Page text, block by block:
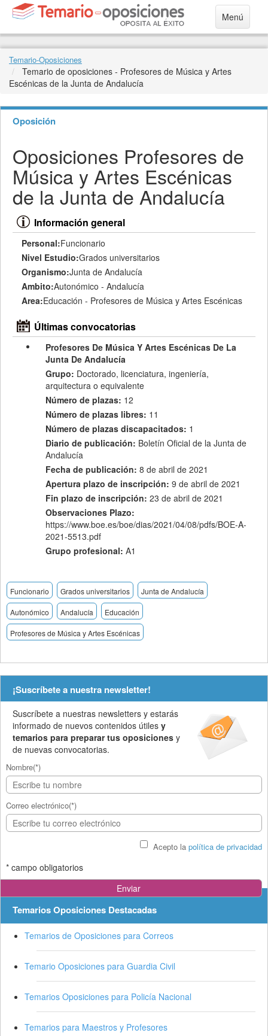
Menú
Temario-Oposiciones
Temario de oposiciones - Profesores de Música y Artes
Escénicas de la Junta de Andalucía
Oposición
Oposiciones Profesores de
Música y Artes Escénicas
de la Junta de Andalucía
Información general
Personal:Funcionario
Nivel Estudio:Grados universitarios
Organismo:Junta de Andalucía
Ambito:Autonómico - Andalucía
Area:Educación - Profesores de Música y Artes Escénicas
Últimas convocatorias
Profesores De Música Y Artes Escénicas De La
Junta De Andalucía
Grupo: Doctorado, licenciatura, ingeniería,
arquitectura o equivalente
Número de plazas: 12
Número de plazas libres: 11
Número de plazas discapacitados: 1
Diario de publicación: Boletín Oficial de la Junta de
Andalucía
Fecha de publicación: 8 de abril de 2021
Apertura plazo de inscripción: 9 de abril de 2021
Fin plazo de inscripción: 23 de abril de 2021
Observaciones Plazo:
https://www.boe.es/boe/dias/2021/04/08/pdfs/BOE-A-
2021-5513.pdf
Grupo profesional: A1
Funcionario Grados universitarios Junta de Andalucía
Autonómico Andalucía Educación
Profesores de Música y Artes Escénicas
¡Suscríbete a nuestra newsletter!
Suscríbete a nuestras newsletters y estarás
informado de nuevos contenidos útiles y
temarios para preparar tus oposiciones y
de nuevas convocatorias.
Nombre(*)
Correo electrónico(*)
Acepto la política de privacidad
* campo obligatorios
Temarios Oposiciones Destacadas
Temarios de Oposiciones para Correos
Temario Oposiciones para Guardia Civil
Temarios Oposiciones para Policía Nacional
Temarios para Maestros y Profesores